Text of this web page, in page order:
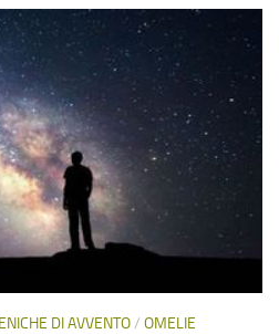
DI AVVENTO/ OMELIE